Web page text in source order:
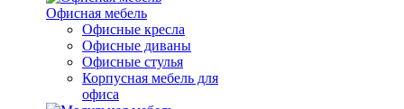
Офисная мебель
Офисные кресла
Офисные диваны
Офисные стулья
Корпусная мебель для
офиса